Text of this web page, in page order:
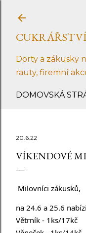
Dorty a zákusky
rauty, firemní
DOMOVSKÁ
20.6.22
VÍKENDOVÉ
Milovníci zákusků,
na 24.6 a 25.6
Větrník - 1ks/17kč